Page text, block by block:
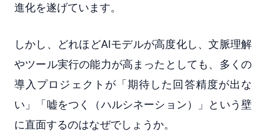
進化を遂げています。
しかし、どれほどAIモデルが高度化し、文脈理解
やツール実行の能力が高まったとしても、多くの
導入プロジェクトが「期待した回答精度が出な
い」「嘘をつく（ハルシネーション）」という壁
に直面するのはなぜでしょうか。